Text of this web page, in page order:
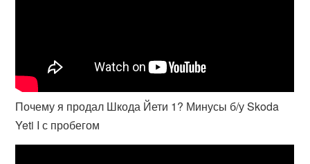
Почему я продал Шкода Йети 1? Минусы б/у Skoda
Yeti I с пробегом